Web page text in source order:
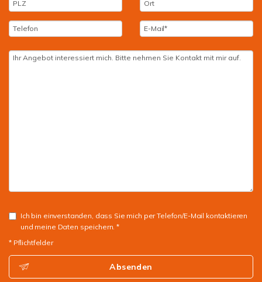
Ich bin einverstanden, dass Sie mich per Telefon/E-Mail kontaktieren
und meine Daten speichern. *
* Pflichtfelder
Absenden